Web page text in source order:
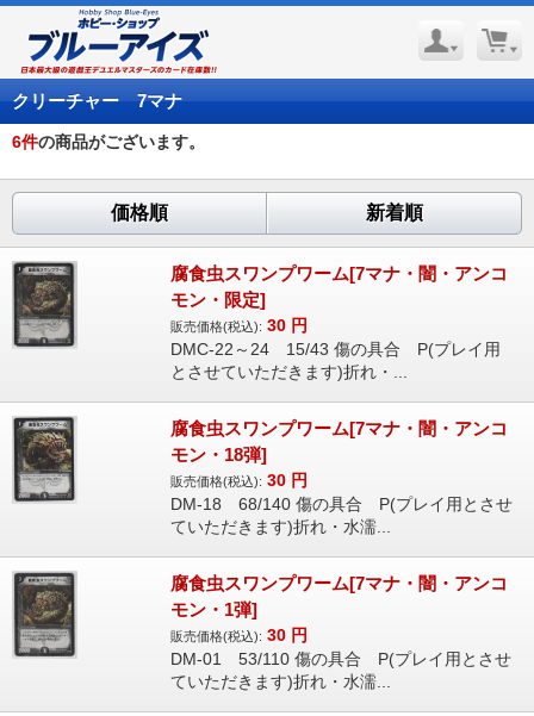
クリーチャー 7マナ
6件の商品がございます。
価格順 新着順
腐食虫スワンプワーム[7マナ・闇・アンコ
モン・限定]
販売価格(税込): 30 円
DMC-22～24 15/43 傷の具合 P(プレイ用
とさせていただきます)折れ・...
腐食虫スワンプワーム[7マナ・闇・アンコ
モン・18弾]
販売価格(税込): 30 円
DM-18 68/140 傷の具合 P(プレイ用とさせ
ていただきます)折れ・水濡...
腐食虫スワンプワーム[7マナ・闇・アンコ
モン・1弾]
販売価格(税込): 30 円
DM-01 53/110 傷の具合 P(プレイ用とさせ
ていただきます)折れ・水濡...